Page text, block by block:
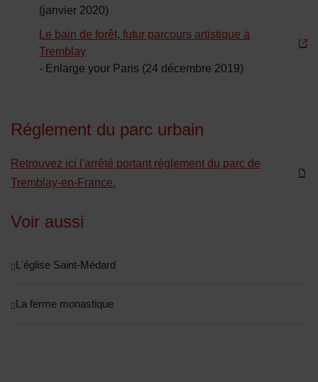
(janvier 2020)
Le bain de forêt, futur parcours artistique à
Tremblay
- Enlarge your Paris (24 décembre 2019)
Réglement du parc urbain
Retrouvez ici l'arrêté portant règlement du parc de
Tremblay-en-France.
Voir aussi
L'église Saint-Médard
La ferme monastique